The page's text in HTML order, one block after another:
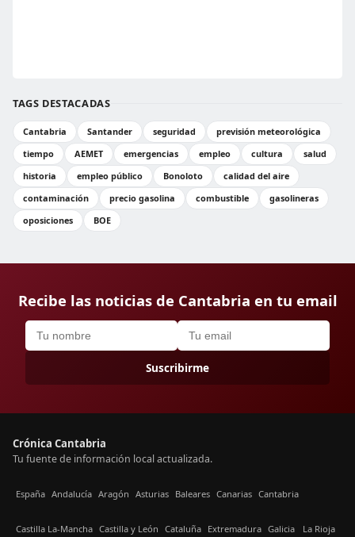
TAGS DESTACADAS
Cantabria Santander seguridad
previsión meteorológica
tiempo
AEMET emergencias empleo cultura
salud
historia
empleo público Bonoloto
calidad del aire
contaminación
precio gasolina combustible
gasolineras
oposiciones
BOE
Recibe las noticias de Cantabria en tu email
Suscribirme
Crónica Cantabria
Tu fuente de información local actualizada.
España Andalucía Aragón Asturias Baleares Canarias Cantabria
Castilla La-Mancha Castilla y León Cataluña Extremadura Galicia La Rioja